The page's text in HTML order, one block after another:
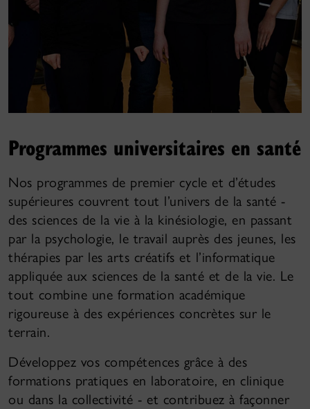
Programmes universitaires en santé
Nos programmes de premier cycle et d’études
supérieures couvrent tout l’univers de la santé -
des sciences de la vie à la kinésiologie, en passant
par la psychologie, le travail auprès des jeunes, les
thérapies par les arts créatifs et l’informatique
appliquée aux sciences de la santé et de la vie. Le
tout combine une formation académique
rigoureuse à des expériences concrètes sur le
terrain.
Développez vos compétences grâce à des
formations pratiques en laboratoire, en clinique
ou dans la collectivité - et contribuez à façonner